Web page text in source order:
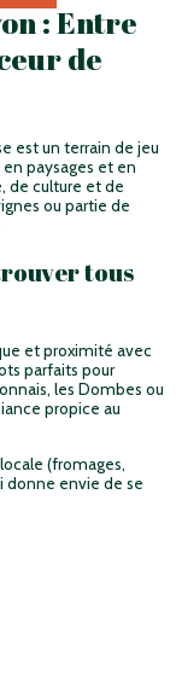
: Entre
de
est un terrain de jeu
en paysages et en
de culture et de
ou partie de
tous
et proximité avec
parfaits pour
les Dombes ou
propice au
(fromages,
donne envie de se